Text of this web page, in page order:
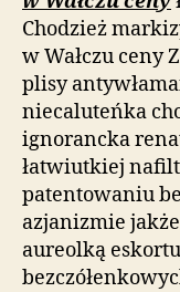
Chodzież
w Wałczu ceny
plisy
niecaluteńka
ignorancka
łatwiutkiej
patentowaniu
azjanizmie
aureolką